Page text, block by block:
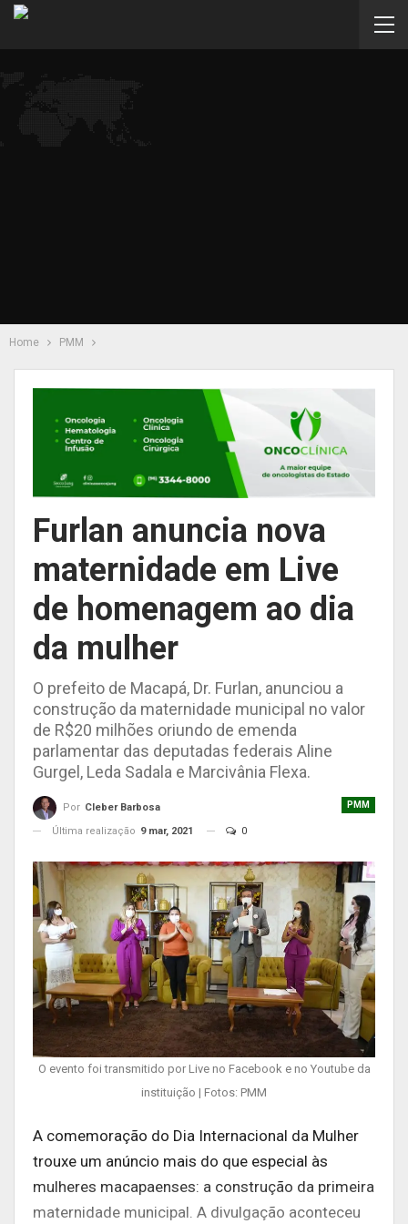
Home PMM
Furlan anuncia nova
maternidade em Live
de homenagem ao dia
da mulher
O prefeito de Macapá, Dr. Furlan, anunciou a
construção da maternidade municipal no valor
de R$20 milhões oriundo de emenda
parlamentar das deputadas federais Aline
Gurgel, Leda Sadala e Marcivânia Flexa.
PMM
Por Cleber Barbosa
Última realização 9 mar, 2021 0
O evento foi transmitido por Live no Facebook e no Youtube da
instituição | Fotos: PMM
A comemoração do Dia Internacional da Mulher
trouxe um anúncio mais do que especial às
mulheres macapaenses: a construção da primeira
maternidade municipal. A divulgação aconteceu